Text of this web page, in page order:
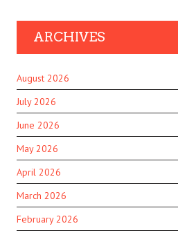
ARCHIVES
August 2026
July 2026
June 2026
May 2026
April 2026
March 2026
February 2026